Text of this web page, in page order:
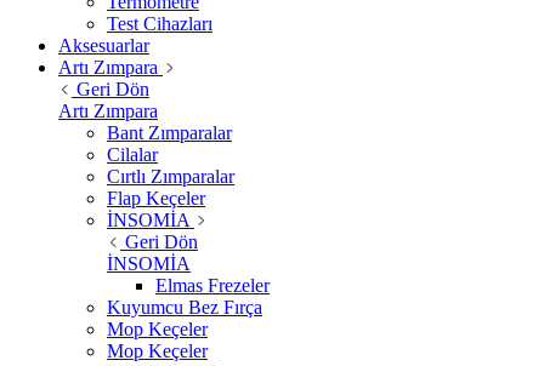
Test Cihazları
Aksesuarlar
Artı Zımpara
Geri Dön
Artı Zımpara
Bant Zımparalar
Cilalar
Cırtlı Zımparalar
Flap Keçeler
İNSOMİA
Geri Dön
İNSOMİA
Elmas Frezeler
Kuyumcu Bez Fırça
Mop Keçeler
Mop Keçeler